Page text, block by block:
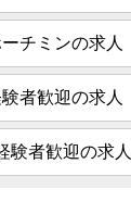
チミンの求人
者歓迎の求人
験者歓迎の求人